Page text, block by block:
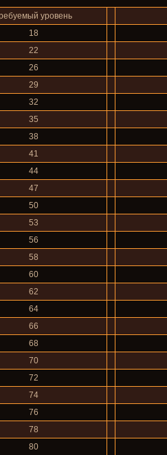
уровень
18
22
26
29
32
35
38
41
44
47
50
53
56
58
60
62
64
66
68
70
72
74
76
78
80